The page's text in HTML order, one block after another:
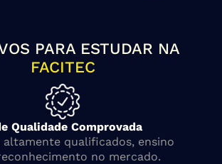
PARA ESTUDAR NA
FACITEC
Qualidade Comprovada
altamente qualificados, ensino
no mercado.